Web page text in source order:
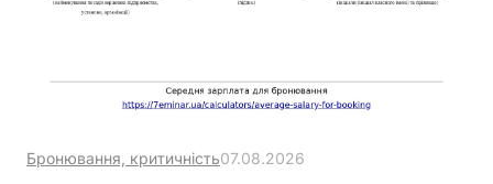
Бронювання, критичність07.08.2026